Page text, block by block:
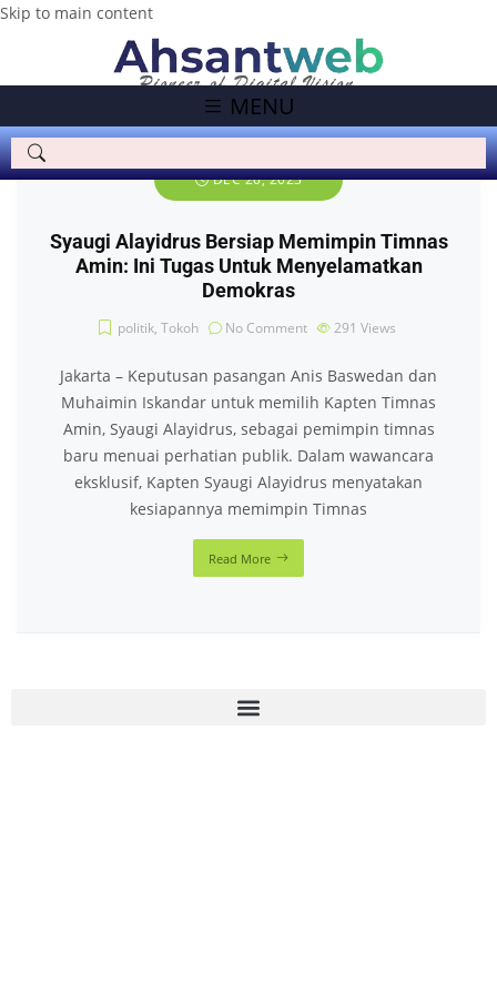
Skip to main content
MENU
DEC 20, 2023
Syaugi Alayidrus Bersiap Memimpin Timnas
Amin: Ini Tugas Untuk Menyelamatkan
Demokras
politik, Tokoh No Comment 291 Views
Jakarta – Keputusan pasangan Anis Baswedan dan
Muhaimin Iskandar untuk memilih Kapten Timnas
Amin, Syaugi Alayidrus, sebagai pemimpin timnas
baru menuai perhatian publik. Dalam wawancara
eksklusif, Kapten Syaugi Alayidrus menyatakan
kesiapannya memimpin Timnas
Read More